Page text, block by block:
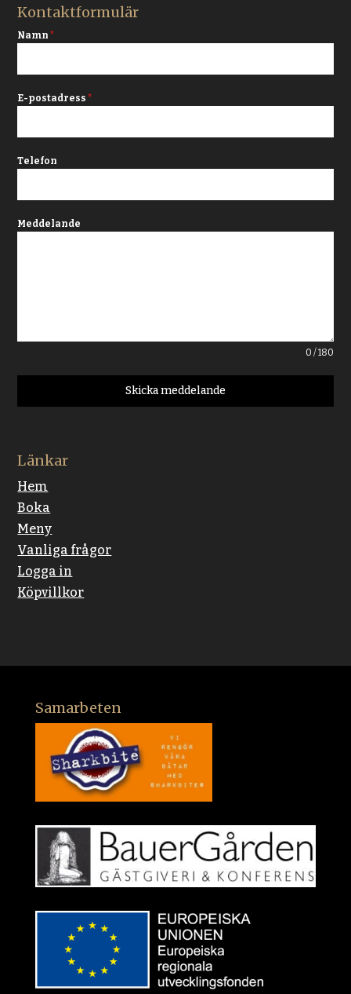
Kontaktformulär
Namn*
E-postadress*
Telefon
Meddelande
0 / 180
Skicka meddelande
Länkar
Hem
Boka
Meny
Vanliga frågor
Logga in
Köpvillkor
Samarbeten